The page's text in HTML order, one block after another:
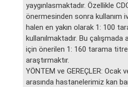
yaygınlasmaktadır. Özellikle
önermesinden sonra kullanım
halen en yakın olarak 1: 100
kullanılmaktadır. Bu
için önerilen 1: 160 tarama
araştırmaktır.
YÖNTEM ve GEREÇLER:
arasında hastanelerimiz kan